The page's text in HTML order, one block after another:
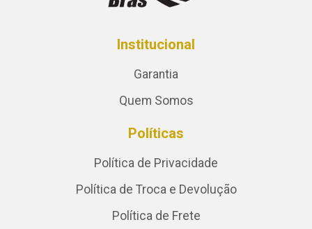
Institucional
Garantia
Quem Somos
Políticas
Política de Privacidade
Política de Troca e Devolução
Política de Frete